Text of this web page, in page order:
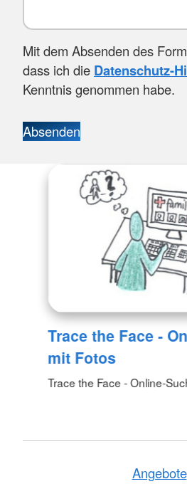
Mit dem Absenden des
dass ich die Datenschutz-
Kenntnis genommen habe.
Absenden
Trace the Face -
mit Fotos
Trace the Face - Online-
Angebote